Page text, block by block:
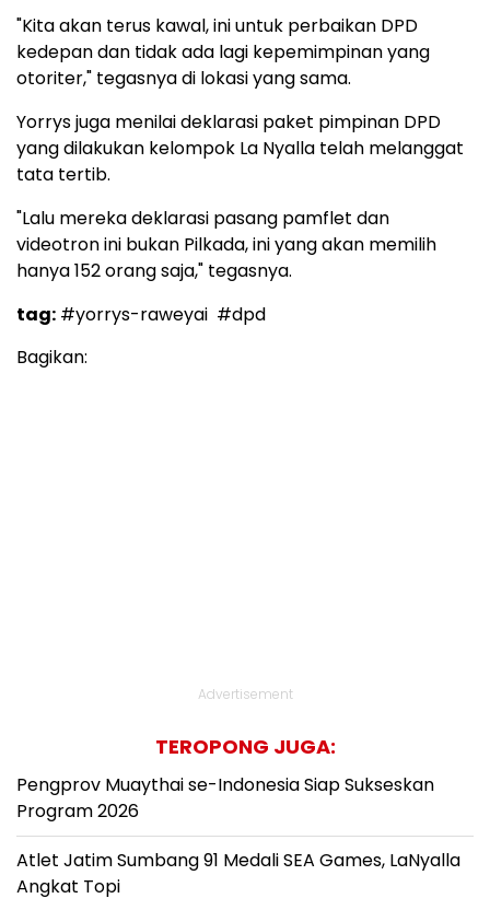
"Kita akan terus kawal, ini untuk perbaikan DPD
kedepan dan tidak ada lagi kepemimpinan yang
otoriter," tegasnya di lokasi yang sama.
Yorrys juga menilai deklarasi paket pimpinan DPD
yang dilakukan kelompok La Nyalla telah melanggat
tata tertib.
"Lalu mereka deklarasi pasang pamflet dan
videotron ini bukan Pilkada, ini yang akan memilih
hanya 152 orang saja," tegasnya.
tag: #yorrys-raweyai #dpd
Bagikan:
Advertisement
TEROPONG JUGA:
Pengprov Muaythai se-Indonesia Siap Sukseskan
Program 2026
Atlet Jatim Sumbang 91 Medali SEA Games, LaNyalla
Angkat Topi